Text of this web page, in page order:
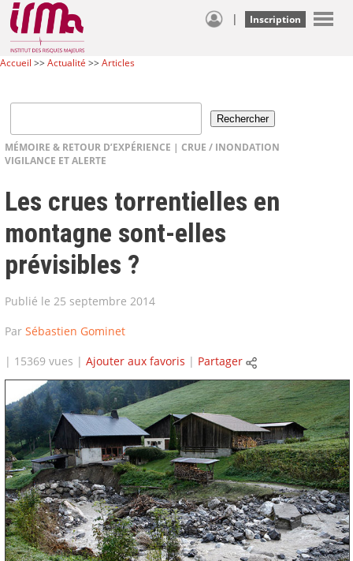
| Inscription
Accueil >>Actualité >>Articles
MÉMOIRE & RETOUR D’EXPÉRIENCE | CRUE / INONDATION
VIGILANCE ET ALERTE
Les crues torrentielles en
montagne sont-elles
prévisibles ?
Publié le 25 septembre 2014
Par Sébastien Gominet
| 15369 vues | Ajouter aux favoris | Partager